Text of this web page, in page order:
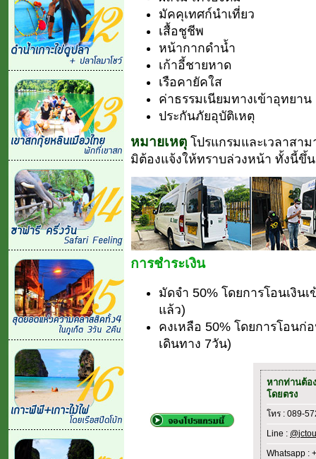
มัคคุเทศก์นำเที่ยว
เสื้อชูชีพ
หน้ากากดำน้ำ
เก้าอี้ชายหาด
เรือคายัคใส
ค่าธรรมเนียมทางเข้าอุทยาน
ประกันภัยอุบัติเหตุ
หมายเหตุ โปรแกรมและเวลาสา
มิต้องแจ้งให้ทราบล่วงหน้า ทั้งนี้ขึ้
การชำระเงิน
มัดจำ 50% โดยการโอนเงิน
แล้ว)
คงเหลือ 50% โดยการโอน
เดินทาง 7วัน)
หากท่านต้อ
โดยตรง
โทร : 089-
Line :
Whatsapp :